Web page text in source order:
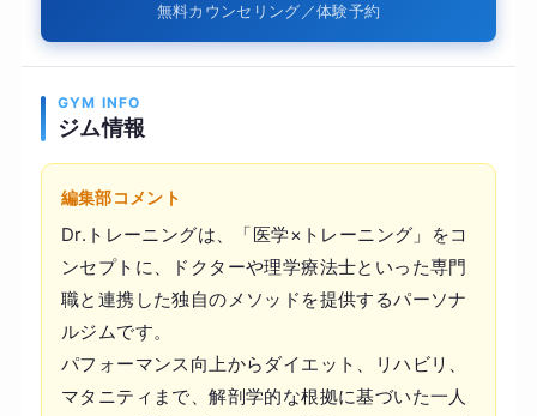
無料カウンセリング／体験予約
GYM INFO
ジム情報
編集部コメント
Dr.トレーニングは、「医学×トレーニング」をコ
ンセプトに、ドクターや理学療法士といった専門
職と連携した独自のメソッドを提供するパーソナ
ルジムです。
パフォーマンス向上からダイエット、リハビリ、
マタニティまで、解剖学的な根拠に基づいた一人